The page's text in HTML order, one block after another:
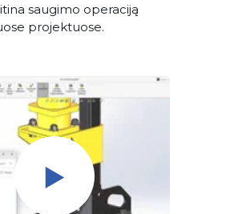
saugimo operaciją
projektuose.